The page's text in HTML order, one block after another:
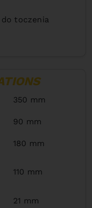
do toczenia
350 mm
90 mm
180 mm
110 mm
21 mm